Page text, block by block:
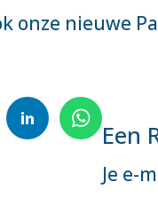
onze nieuwe
Een
Je e-